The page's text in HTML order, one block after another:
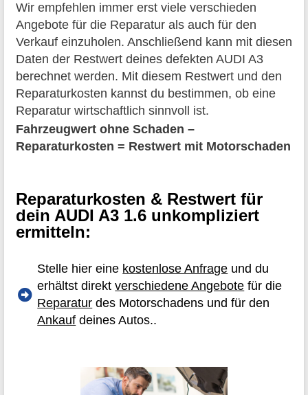
Wir empfehlen immer erst viele verschieden
Angebote für die Reparatur als auch für den
Verkauf einzuholen. Anschließend kann mit diesen
Daten der Restwert deines defekten AUDI A3
berechnet werden. Mit diesem Restwert und den
Reparaturkosten kannst du bestimmen, ob eine
Reparatur wirtschaftlich sinnvoll ist.
Fahrzeugwert ohne Schaden –
Reparaturkosten = Restwert mit Motorschaden
Reparaturkosten & Restwert für
dein AUDI A3 1.6 unkompliziert
ermitteln:
Stelle hier eine kostenlose Anfrage und du
erhältst direktverschiedene Angebote für die
Reparatur des Motorschadens und für den
Ankauf deines Autos..